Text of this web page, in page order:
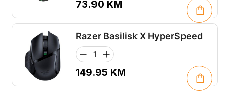
73.90 KM
Razer Basilisk X HyperSpeed
149.95 KM